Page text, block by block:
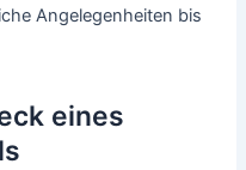
Angelegenheiten bis
eines